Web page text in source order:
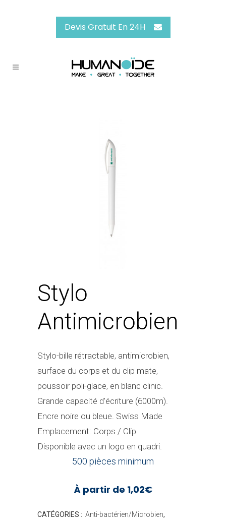
Devis Gratuit En 24H
Stylo
Antimicrobien
Stylo-bille rétractable, antimicrobien,
surface du corps et du clip mate,
poussoir poli-glace, en blanc clinic.
Grande capacité d’écriture (6000m).
Encre noire ou bleue. Swiss Made
Emplacement: Corps / Clip
Disponible avec un logo en quadri.
500 pièces minimum
À partir de 1,02€
CATÉGORIES : Anti-bactérien/Microbien,